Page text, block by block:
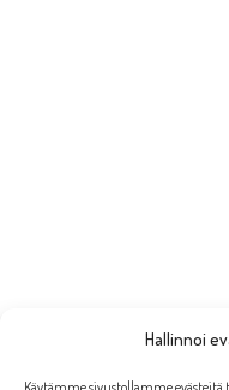
Hallinnoi